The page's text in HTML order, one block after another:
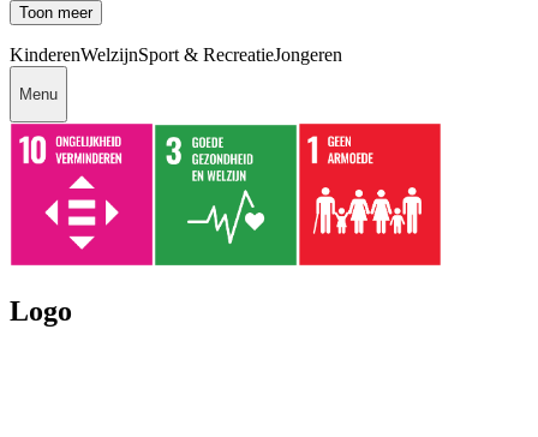
Toon meer
KinderenWelzijnSport & RecreatieJongeren
Menu
Logo